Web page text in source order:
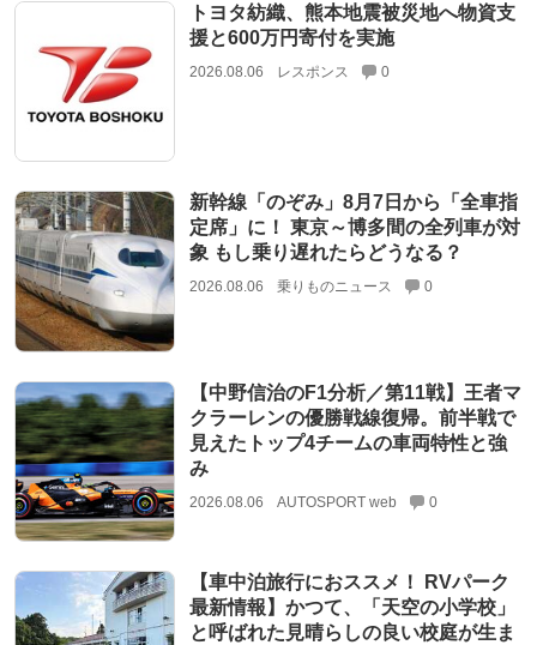
トヨタ紡織、熊本地震被災地へ物資支
援と600万円寄付を実施
2026.08.06 レスポンス 0
新幹線「のぞみ」8月7日から「全車指
定席」に！ 東京～博多間の全列車が対
象 もし乗り遅れたらどうなる？
2026.08.06 乗りものニュース 0
【中野信治のF1分析／第11戦】王者マ
クラーレンの優勝戦線復帰。前半戦で
見えたトップ4チームの車両特性と強
み
2026.08.06 AUTOSPORT web 0
【車中泊旅行におススメ！ RVパーク
最新情報】かつて、「天空の小学校」
と呼ばれた見晴らしの良い校庭が生ま